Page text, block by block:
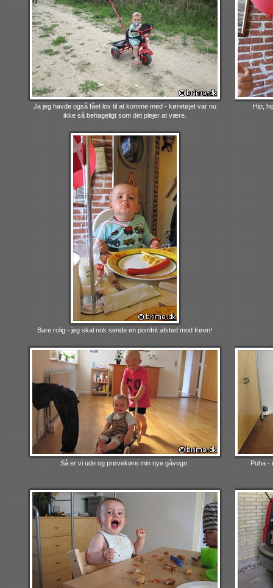
Ja jeg havde også fået lov til at komme med - køretøjet var nu
ikke så behageligt som det plejer at være.
Hip,
Bare rolig - jeg skal nok sende en pomfrit afsted mod frøen!
Så er vi ude og prøvekøre min nye gåvogn. Puha -